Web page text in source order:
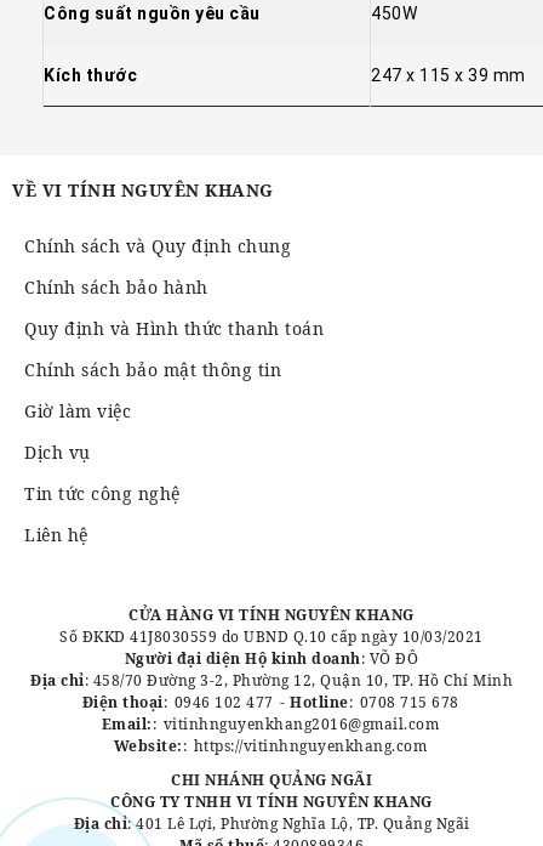
Công suất nguồn yêu cầu 450W
Kích thước 247 x 115 x 39 mm
VỀ VI TÍNH NGUYÊN KHANG
Chính sách và Quy định chung
Chính sách bảo hành
Quy định và Hình thức thanh toán
Chính sách bảo mật thông tin
Giờ làm việc
Dịch vụ
Tin tức công nghệ
Liên hệ
CỬA HÀNG VI TÍNH NGUYÊN KHANG
Số ĐKKD 41J8030559 do UBND Q.10 cấp ngày 10/03/2021
Người đại diện Hộ kinh doanh: VÕ ĐÔ
Địa chỉ: 458/70 Đường 3-2, Phường 12, Quận 10, TP. Hồ Chí Minh
Điện thoại: 0946 102 477 - Hotline: 0708 715 678
Email:: vitinhnguyenkhang2016@gmail.com
Website:: https://vitinhnguyenkhang.com
CHI NHÁNH QUẢNG NGÃI
CÔNG TY TNHH VI TÍNH NGUYÊN KHANG
Địa chỉ: 401 Lê Lợi, Phường Nghĩa Lộ, TP. Quảng Ngãi